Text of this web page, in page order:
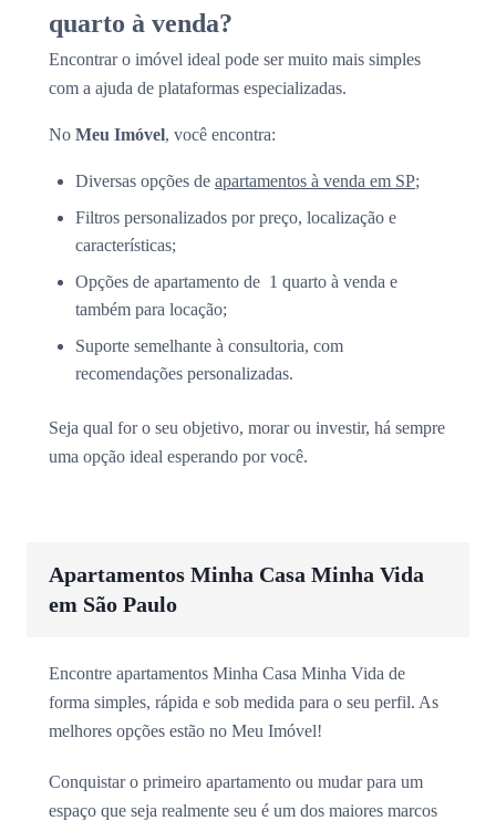
quarto à venda?
Encontrar o imóvel ideal pode ser muito mais simples
com a ajuda de plataformas especializadas.
No Meu Imóvel, você encontra:
Diversas opções de apartamentos à venda em SP;
Filtros personalizados por preço, localização e
características;
Opções de apartamento de 1 quarto à venda e
também para locação;
Suporte semelhante à consultoria, com
recomendações personalizadas.
Seja qual for o seu objetivo, morar ou investir, há sempre
uma opção ideal esperando por você.
Apartamentos Minha Casa Minha Vida
em São Paulo
Encontre apartamentos Minha Casa Minha Vida de
forma simples, rápida e sob medida para o seu perfil. As
melhores opções estão no Meu Imóvel!
Conquistar o primeiro apartamento ou mudar para um
espaço que seja realmente seu é um dos maiores marcos